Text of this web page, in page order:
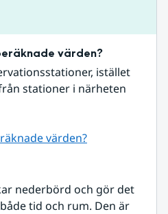
värden?
istället
stationer i närheten
värden?
nederbörd och gör det
tid och rum. Den är